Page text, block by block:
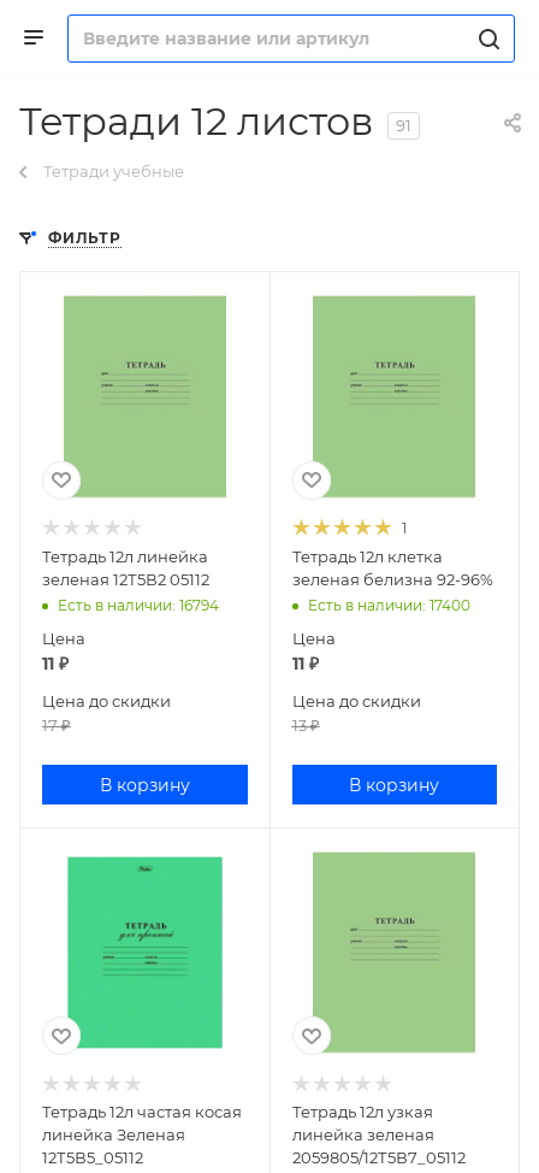
Тетради 12 листов 91
Тетради учебные
ФИЛЬТР
Тетрадь 12л линейка
зеленая 12Т5В2 05112
Есть в наличии: 16794
Цена
11 ₽
Цена до скидки
17₽
В корзину
1
Тетрадь 12л клетка
зеленая белизна 92-96%
Есть в наличии: 17400
Цена
11₽
Цена до скидки
13₽
В корзину
Тетрадь 12л частая косая
линейка Зеленая
12Т5В5_05112
Тетрадь 12л узкая
линейка зеленая
2059805/12Т5В7_05112